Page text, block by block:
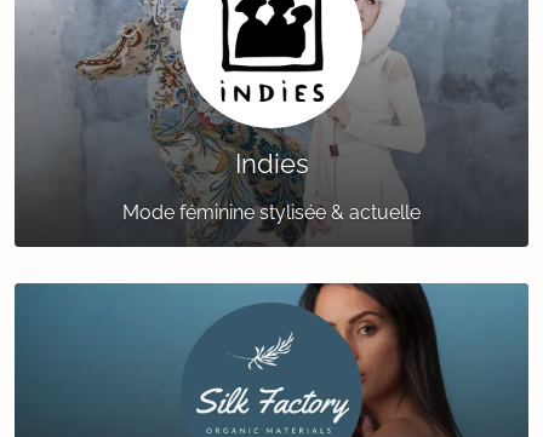
Indies
Mode féminine stylisée & actuelle